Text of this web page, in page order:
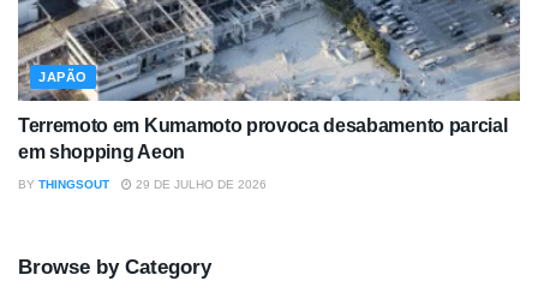
JAPÃO
Terremoto em Kumamoto provoca desabamento parcial
em shopping Aeon
BY THINGSOUT 29 DE JULHO DE 2026
Browse by Category